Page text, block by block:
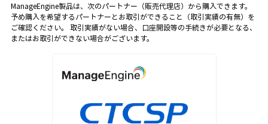
ManageEngine製品は、次のパートナー（販売代理店）から購入できます。
予め購入を希望するパートナーとお取引ができること（取引実績の有無）を
ご確認ください。 取引実績がない場合、口座開設等の手続きが必要となる、
またはお取引ができない場合がございます。